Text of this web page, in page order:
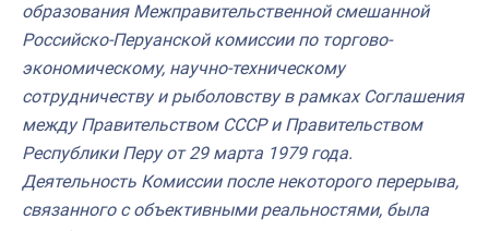
образования Межправительственной смешанной
Российско-Перуанской комиссии по торгово-
экономическому, научно-техническому
сотрудничеству и рыболовству в рамках Соглашения
между Правительством СССР и Правительством
Республики Перу от 29 марта 1979 года.
Деятельность Комиссии после некоторого перерыва,
связанного с объективными реальностями, была